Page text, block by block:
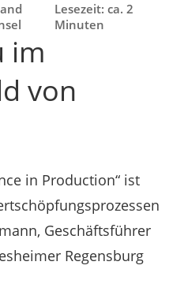
Lesezeit: ca. 2
Minuten
im
von
in Production“ ist
Geschäftsführer
Regensburg